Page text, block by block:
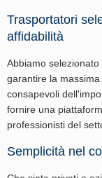
Trasportatori
affidabilità
Abbiamo
garantire la
consapevoli
fornire una
professionisti del
Semplicità nel